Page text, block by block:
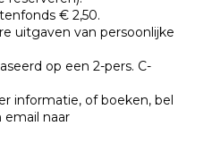
€ 2,50.
uitgaven van persoonlijke
op een 2-pers. C-
informatie, of boeken, bel
email naar